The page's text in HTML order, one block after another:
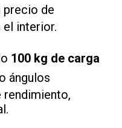
precio de
el interior.
100 kg de carga
ángulos
rendimiento,